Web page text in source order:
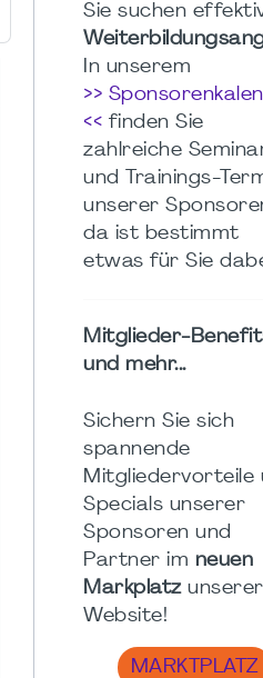
Sie suchen
In unserem
>>
<< finden Sie
zahlreiche
und Trainings-
unserer
da ist bestimmt
etwas für Sie
Mitglieder-
und mehr...
Sichern Sie sich
spannende
Mitgliedervorteile
Specials unserer
Sponsoren und
Partner im neuen
Markplatzunserer
Website!
MARKTPLATZ